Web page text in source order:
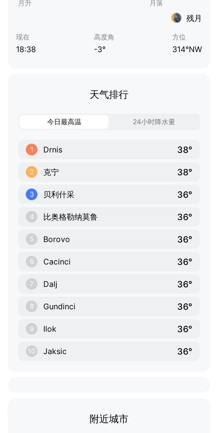
残月
现在
18:38
高度角
-3°
方位
314°NW
天气排行
今日最高温 24小时降水量
1 Drnis 38°
2 克宁 38°
3 贝利什采 36°
4 比奥格勒纳莫鲁 36°
5 Borovo 36°
6 Cacinci 36°
7 Dalj 36°
8 Gundinci 36°
9 Ilok 36°
10 Jaksic 36°
附近城市